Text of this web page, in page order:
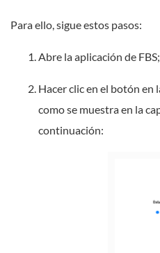
Para ello, sigue estos pasos:
Abre la aplicación de FBS;
Hacer clic en el botón
como se muestra en la
continuación: